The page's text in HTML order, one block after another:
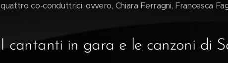
quattro co-conduttrici, ovvero, Chiara Ferragni, Francesca
I cantanti in gara e le canzoni di